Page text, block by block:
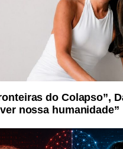
do Colapso”,
nossa humanidade”